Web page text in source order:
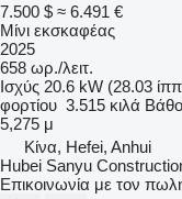
7.500 $ ≈ 6.491 €
Μίνι εκσκαφέας
2025
658 ωρ./λειτ.
Ισχύς 20.6 kW (28.03
φορτίου 3.515 κιλά
5,275 μ
Κίνα, Hefei, Anhui
Hubei Sanyu
Επικοινωνία με τον